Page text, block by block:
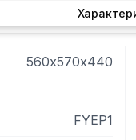
560х570х440
FYEP1